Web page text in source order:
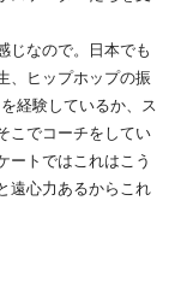
じなので。日本でも
、ヒップホップの振
経験しているか、ス
こでコーチをしてい
ートではこれはこう
遠心力あるからこれ